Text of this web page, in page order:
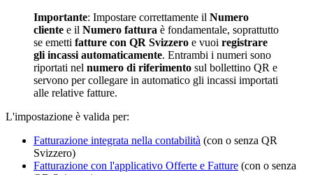
Importante: Impostare correttamente il Numero
cliente e il Numero fattura è fondamentale, soprattutto
se emetti fatture con QR Svizzero e vuoi registrare
gli incassi automaticamente. Entrambi i numeri sono
riportati nel numero di riferimento sul bollettino QR e
servono per collegare in automatico gli incassi importati
alle relative fatture.
L'impostazione è valida per:
Fatturazione integrata nella contabilità (con o senza QR
Svizzero)
Fatturazione con l'applicativo Offerte e Fatture (con o senza